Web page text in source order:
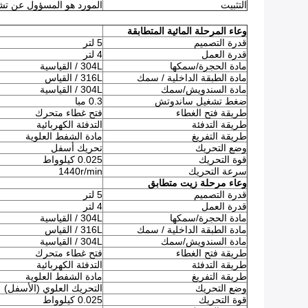
التثبيت المورد هو المسؤول عن
وعاء المرحلة المائية المتطابقة
قدرة التصميم
5 لتر
قدرة العمل
4 لتر
مادة الحجرة/سمكها
304L / القياسية
مادة الطبقة الداخلية / سمك
316L / القياس
مادة السندويش/سمك
304L / القياسية
ضغط تشغيل ساندوتش
0.3 مبا
طريقة فتح الغطاء
فتح غطاء متحرك
طريقة التدفئة
التدفئة الكهربائية
طريقة التفريغ
مادة الشفط العلوية
وضع التحريك
تحريك أسفل
قوة التحريك
0.025 كيلوواط
سرعة التحريك
1440r/min
وعاء مرحلة زيت متطابق
قدرة التصميم
5 لتر
قدرة العمل
4 لتر
مادة الحجرة/سمكها
304L / القياسية
مادة الطبقة الداخلية / سمك
316L / القياس
مادة السندويش/سمك
304L / القياسية
طريقة فتح الغطاء
فتح غطاء متحرك
طريقة التدفئة
التدفئة الكهربائية
طريقة التفريغ
مادة الشفط العلوية
وضع التحريك
التحريك العلوي (الأسفل)
قوة التحريك
0.025 كيلوواط